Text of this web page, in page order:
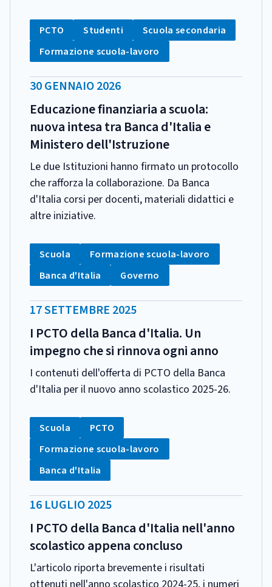
CATEGORIA:
Tag:
PCTO Tag:
Studenti Tag:
Scuola secondaria
Tag:
Formazione scuola-lavoro
DATA
PUBBLICAZIONE:
30 GENNAIO 2026
Educazione finanziaria a scuola:
nuova intesa tra Banca d'Italia e
Ministero dell'Istruzione
Le due Istituzioni hanno firmato un protocollo
che rafforza la collaborazione. Da Banca
d'Italia corsi per docenti, materiali didattici e
altre iniziative.
CATEGORIA:
Tag:
Scuola Tag:
Formazione scuola-lavoro
Tag:
Banca d'Italia Tag:
Governo
DATA
PUBBLICAZIONE:
17 SETTEMBRE 2025
I PCTO della Banca d'Italia. Un
impegno che si rinnova ogni anno
I contenuti dell'offerta di PCTO della Banca
d'Italia per il nuovo anno scolastico 2025-26.
CATEGORIA:
Tag:
Scuola Tag:
PCTO
Tag:
Formazione scuola-lavoro
Tag:
Banca d'Italia
DATA
PUBBLICAZIONE:
16 LUGLIO 2025
I PCTO della Banca d'Italia nell'anno
scolastico appena concluso
L'articolo riporta brevemente i risultati
ottenuti nell'anno scolastico 2024-25, i numeri